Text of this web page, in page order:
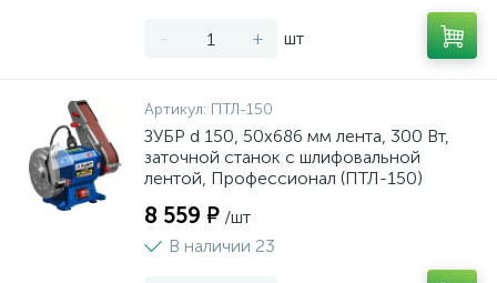
- + шт
Артикул: ПТЛ-150
ЗУБР d 150, 50x686 мм лента, 300 Вт,
заточной станок с шлифовальной
лентой, Профессионал (ПТЛ-150)
8 559 ₽ /шт
В наличии 23